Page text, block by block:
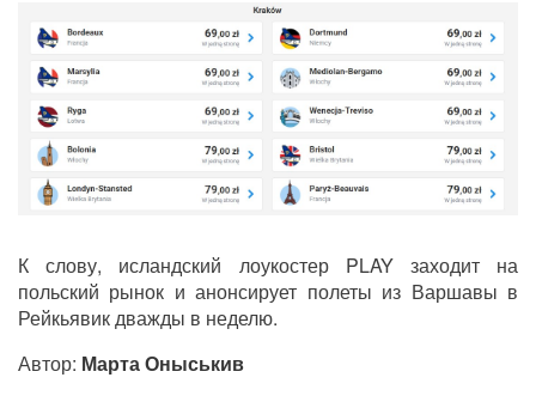
К слову, исландский лоукостер PLAY заходит на
польский рынок и анонсирует полеты из Варшавы в
Рейкьявик дважды в неделю.
Автор: Марта Оныськив